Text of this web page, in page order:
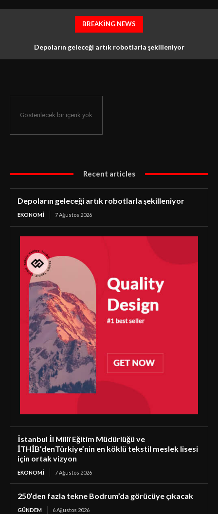
BREAKING NEWS
Depoların geleceği artık robotlarla şekilleniyor
Gösterilecek bir içerik yok
Recent articles
Depoların geleceği artık robotlarla şekilleniyor
EKONOMI 7 Ağustos 2026
İstanbul İl Millî Eğitim Müdürlüğü ve
İTHİB’denTürkiye’nin en köklü tekstil meslek lisesi
için ortak vizyon
EKONOMI 7 Ağustos 2026
250’den fazla tekne Bodrum’da görücüye çıkacak
GÜNDEM 6 Ağustos 2026